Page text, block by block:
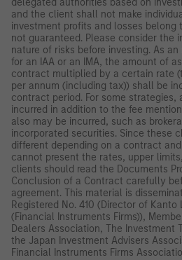
delegated authorities based on
and the client shall not make
investment profits and losses
not guaranteed. Please consider the
nature of risks before investing. As
for an IAA or an IMA, the amount of
contract multiplied by a certain rate
per annum (including tax)) shall be
contract period. For some
incurred in addition to the fee
also may be incurred, such as
incorporated securities. Since these
different depending on a contract
cannot present the rates, upper
clients should read the Documents
Conclusion of a Contract carefully
agreement. This material is
Registered No. 410 (Director of Kanto
(Financial Instruments Firms)),
Dealers Association, The Investment
the Japan Investment Advisers
Financial Instruments Firms